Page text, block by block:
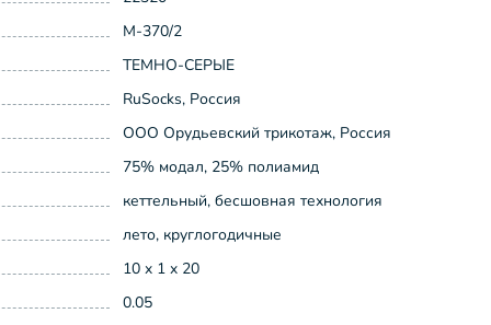
М-370/2
ТЕМНО-СЕРЫЕ
RuSocks, Россия
ООО Орудьевский трикотаж, Россия
75% модал, 25% полиамид
кеттельный, бесшовная технология
лето, круглогодичные
10 x 1 x 20
0.05